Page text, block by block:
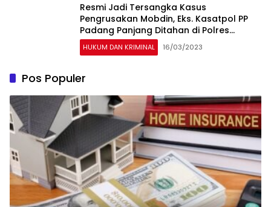
Resmi Jadi Tersangka Kasus
Pengrusakan Mobdin, Eks. Kasatpol PP
Padang Panjang Ditahan di Polres
Padang Panjang
HUKUM DAN KRIMINAL 16/03/2023
Pos Populer